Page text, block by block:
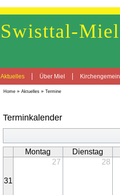
Swisttal-Miel
Aktuelles Über Miel
Home » Aktuelles » Termine
Terminkalender
Montag Dienstag
31
27 28